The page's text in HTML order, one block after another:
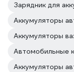
Зарядник для
Аккумуляторы
Аккумуляторы
Автомобильные
Аккумуляторы